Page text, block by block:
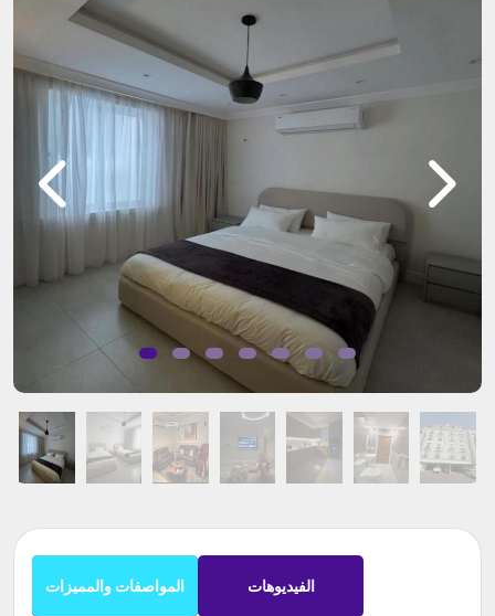
المواصفات والمميزات الفيديوهات